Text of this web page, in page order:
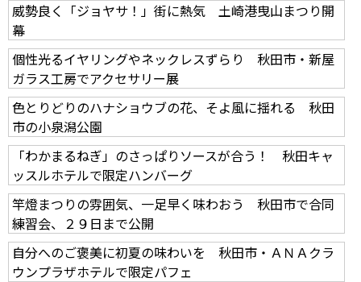
威勢良く「ジョヤサ！」街に熱気 土崎港曳山まつり開
幕
個性光るイヤリングやネックレスずらり 秋田市・新屋
ガラス工房でアクセサリー展
色とりどりのハナショウブの花、そよ風に揺れる 秋田
市の小泉潟公園
「わかまるねぎ」のさっぱりソースが合う！ 秋田キャ
ッスルホテルで限定ハンバーグ
竿燈まつりの雰囲気、一足早く味わおう 秋田市で合同
練習会、２９日まで公開
自分へのご褒美に初夏の味わいを 秋田市・ＡＮＡクラ
ウンプラザホテルで限定パフェ